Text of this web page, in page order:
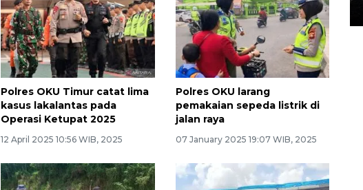
Polres OKU Timur catat lima
kasus lakalantas pada
Operasi Ketupat 2025
12 April 2025 10:56 WIB, 2025
Polres OKU larang
pemakaian sepeda listrik di
jalan raya
07 January 2025 19:07 WIB, 2025
15 June 2026 11:15 WIB